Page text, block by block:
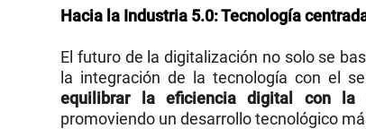
Hacia la Industria 5.0: Tecnología
El futuro de la digitalización no solo se
la integración de la tecnología con el
equilibrar la eficiencia digital con la
promoviendo un desarrollo tecnológico